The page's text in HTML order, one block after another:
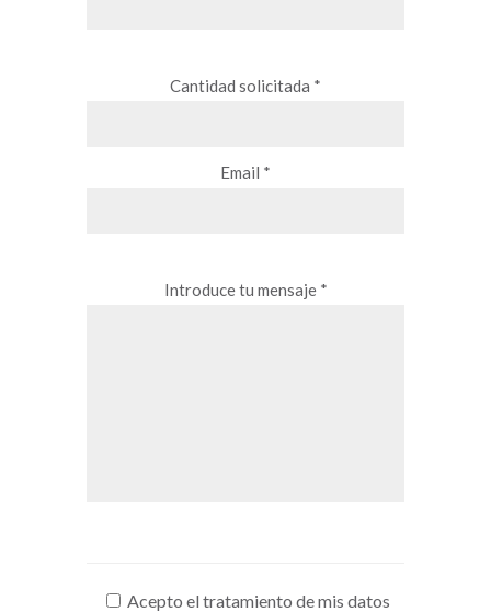
Cantidad solicitada *
Email *
Introduce tu mensaje *
Acepto el tratamiento de mis datos